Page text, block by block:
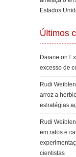
Estados
Últimos
Daiane on
excesso de
Rudi Weiblen
arroz a
estratégias
Rudi Weiblen
em ratos e
cientistas